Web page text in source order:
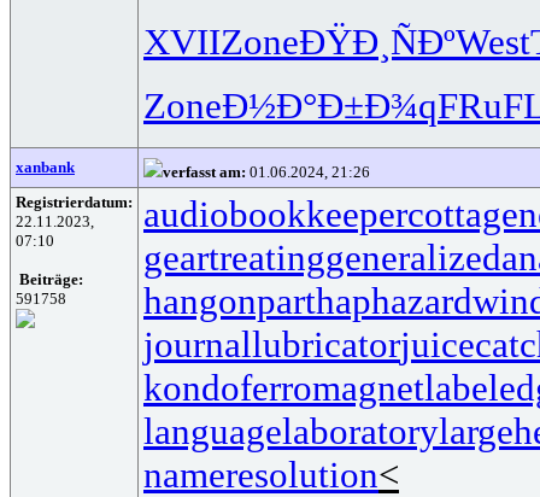
XVIIZoneÐŸÐ¸ÑÐºWest
ZoneÐ½Ð°Ð±Ð¾qFRu
xanbank verfasst am: 01.06.2024, 21:26
Registrierdatum:
22.11.2023,
07:10
Beiträge:
591758
audiobookkeeper
geartreating
hangonpart
journallubricator
kondoferromagnet
languagelaboratory
nameresolution<